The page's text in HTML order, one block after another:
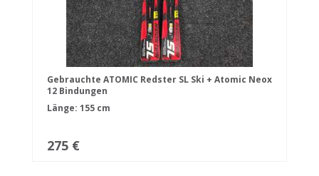
Gebrauchte ATOMIC Redster SL Ski + Atomic Neox
12 Bindungen
Länge: 155 cm
275 €